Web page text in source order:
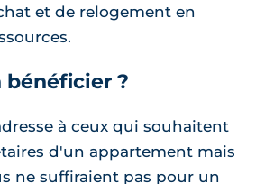
et de relogement en
?
à ceux qui souhaitent
d'un appartement mais
ne suffiraient pas pour un